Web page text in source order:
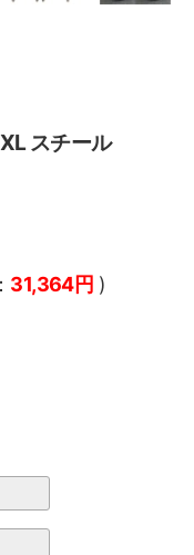
スチール
31,364円 )